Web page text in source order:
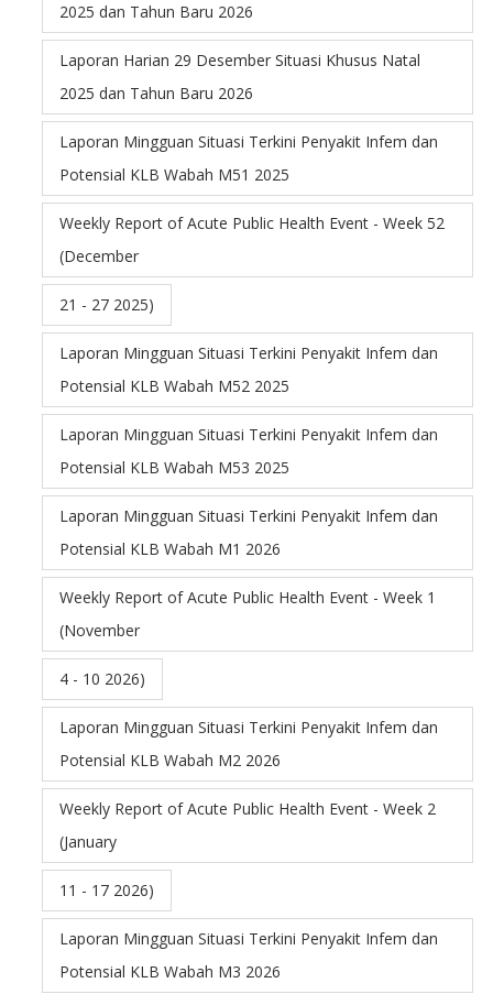
2025 dan Tahun Baru 2026
Laporan Harian 29 Desember Situasi Khusus Natal
2025 dan Tahun Baru 2026
Laporan Mingguan Situasi Terkini Penyakit Infem dan
Potensial KLB Wabah M51 2025
Weekly Report of Acute Public Health Event - Week 52
(December
21 - 27 2025)
Laporan Mingguan Situasi Terkini Penyakit Infem dan
Potensial KLB Wabah M52 2025
Laporan Mingguan Situasi Terkini Penyakit Infem dan
Potensial KLB Wabah M53 2025
Laporan Mingguan Situasi Terkini Penyakit Infem dan
Potensial KLB Wabah M1 2026
Weekly Report of Acute Public Health Event - Week 1
(November
4 - 10 2026)
Laporan Mingguan Situasi Terkini Penyakit Infem dan
Potensial KLB Wabah M2 2026
Weekly Report of Acute Public Health Event - Week 2
(January
11 - 17 2026)
Laporan Mingguan Situasi Terkini Penyakit Infem dan
Potensial KLB Wabah M3 2026